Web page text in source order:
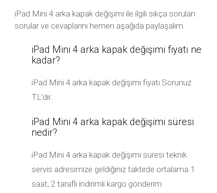
iPad Mini 4 arka kapak değişimi ile ilgili sıkça sorulan
sorular ve cevaplarını hemen aşağıda paylaşalım.
iPad Mini 4 arka kapak değişimi fiyatı ne
kadar?
iPad Mini 4 arka kapak değişimi fiyatı Sorunuz
TL’dir.
iPad Mini 4 arka kapak değişimi süresi
nedir?
iPad Mini 4 arka kapak değişimi süresi teknik
servis adresimize geldiğiniz taktirde ortalama 1
saat, 2 taraflı indirimli kargo gönderim